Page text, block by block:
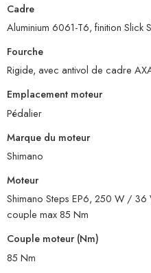
Cadre
Aluminium 6061-T6, finition Slick
Fourche
Rigide, avec antivol de cadre
Emplacement moteur
Pédalier
Marque du moteur
Shimano
Moteur
Shimano Steps EP6, 250 W / 36
couple max 85 Nm
Couple moteur (Nm)
85 Nm